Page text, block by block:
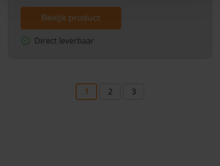
Bekijk product
Direct leverbaar
1 2 3